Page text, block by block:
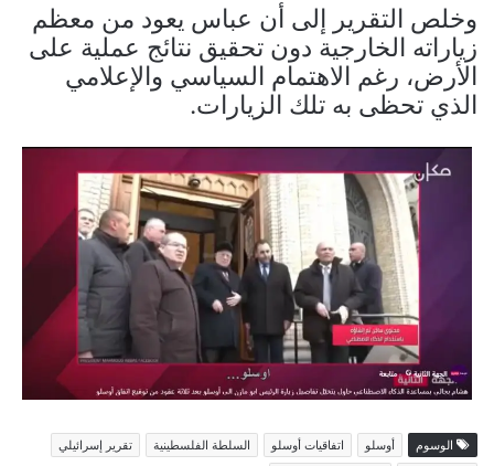
وخلص التقرير إلى أن عباس يعود من معظم
زياراته الخارجية دون تحقيق نتائج عملية على
الأرض، رغم الاهتمام السياسي والإعلامي
الذي تحظى به تلك الزيارات.
الوسوم أوسلو اتفاقيات أوسلو السلطة الفلسطينية
تقرير إسرائيلي